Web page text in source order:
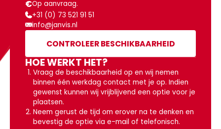
€Op aanvraag.
+31 (0) 73 521 91 51
info@janvis.nl
CONTROLEER BESCHIKBAARHEID
HOE WERKT HET?
Vraag de beschikbaarheid op en wij nemen
binnen één werkdag contact met je op. Indien
gewenst kunnen wij vrijblijvend een optie voor je
plaatsen.
Neem gerust de tijd om erover na te denken en
bevestig de optie via e-mail of telefonisch.